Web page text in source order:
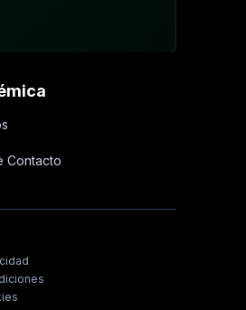
Contacto